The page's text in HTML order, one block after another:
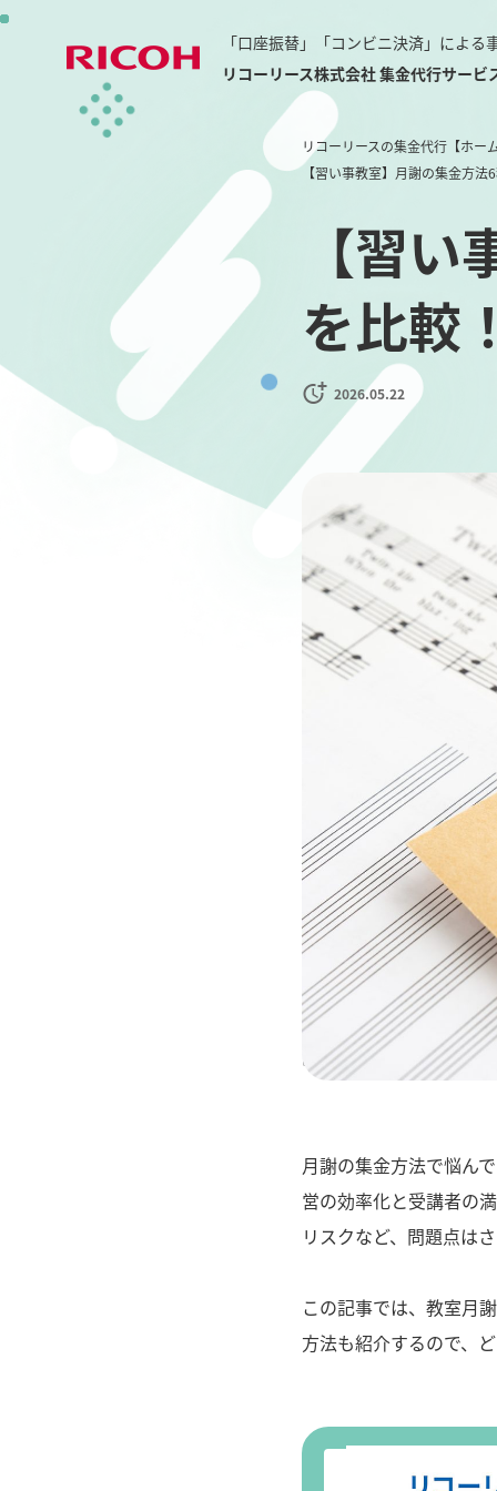
「口座振替」「コンビニ決済」によ
リコーリース株式会社 集金代行サービ
リコーリースの集金代行【ホー
【習い事教室】月謝の集金方
【習
を比較
2026.05.22
" alt="【習い事教室】
月謝の集金方法で悩ん
営の効率化と受講者の
リスクなど、問題点は
この記事では、教室月
方法も紹介するので、